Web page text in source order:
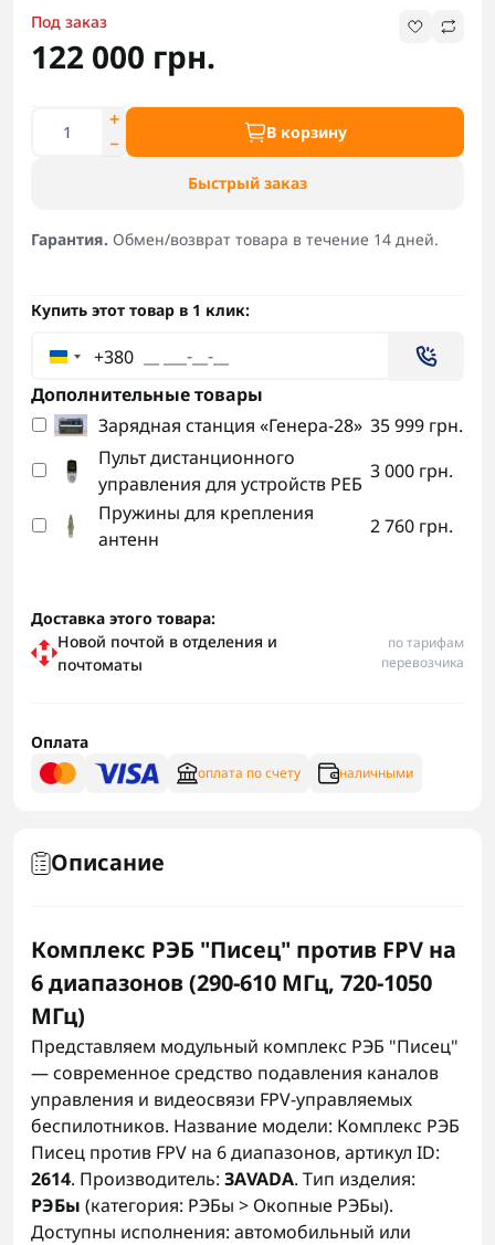
Под заказ
122 000 грн.
В корзину
Быстрый заказ
Гарантия. Обмен/возврат товара в течение 14 дней.
Купить этот товар в 1 клик:
+380
Дополнительные товары
Зарядная станция «Генера-28» 35 999 грн.
Пульт дистанционного
управления для устройств РЕБ
3 000 грн.
Пружины для крепления
антенн
2 760 грн.
Доставка этого товара:
Новой почтой в отделения и
почтоматы
по тарифам
перевозчика
Оплата
оплата по счету наличными
Описание
Комплекс РЭБ "Писец" против FPV на
6 диапазонов (290-610 МГц, 720-1050
МГц)
Представляем модульный комплекс РЭБ "Писец"
— современное средство подавления каналов
управления и видеосвязи FPV-управляемых
беспилотников. Название модели: Комплекс РЭБ
Писец против FPV на 6 диапазонов, артикул ID:
2614. Производитель: ЗАVADA. Тип изделия:
РЭБы (категория: РЭБы > Окопные РЭБы).
Доступны исполнения: автомобильный или